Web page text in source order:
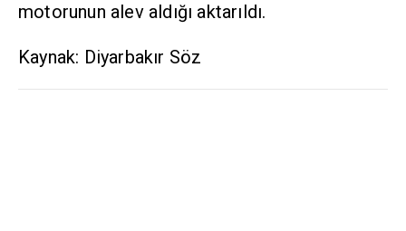
motorunun alev aldığı aktarıldı.
Kaynak: Diyarbakır Söz